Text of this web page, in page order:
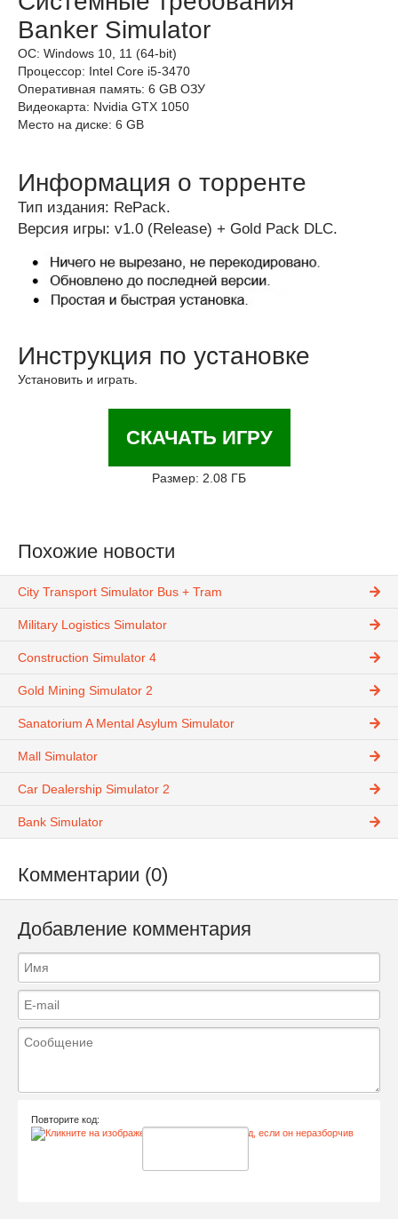
Banker Simulator
ОС: Windows 10, 11 (64-bit)
Процессор: Intel Core i5-3470
Оперативная память: 6 GB ОЗУ
Видеокарта: Nvidia GTX 1050
Место на диске: 6 GB
Информация о торренте
Тип издания: RePack.
Версия игры: v1.0 (Release) + Gold Pack DLC.
Инструкция по установке
Установить и играть.
СКАЧАТЬ ИГРУ
Размер: 2.08 ГБ
Похожие новости
City Transport Simulator Bus + Tram
Military Logistics Simulator
Construction Simulator 4
Gold Mining Simulator 2
Sanatorium A Mental Asylum Simulator
Mall Simulator
Car Dealership Simulator 2
Bank Simulator
Комментарии (0)
Добавление комментария
Повторите код: